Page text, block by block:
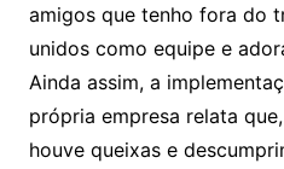
amigos que tenho fora do
unidos como equipe e
Ainda assim, a
própria empresa relata
houve queixas e